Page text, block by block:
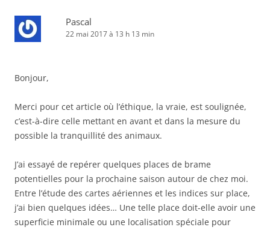
Pascal
22 mai 2017 à 13 h 13 min
Bonjour,
Merci pour cet article où l’éthique, la vraie, est soulignée,
c’est-à-dire celle mettant en avant et dans la mesure du
possible la tranquillité des animaux.
J’ai essayé de repérer quelques places de brame
potentielles pour la prochaine saison autour de chez moi.
Entre l’étude des cartes aériennes et les indices sur place,
j’ai bien quelques idées… Une telle place doit-elle avoir une
superficie minimale ou une localisation spéciale pour